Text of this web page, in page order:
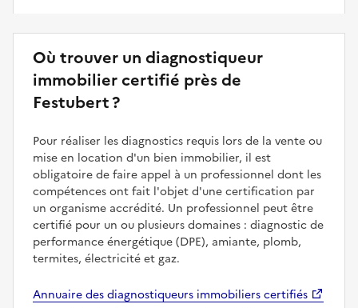
Où trouver un diagnostiqueur
immobilier certifié près de
Festubert ?
Pour réaliser les diagnostics requis lors de la vente ou
mise en location d'un bien immobilier, il est
obligatoire de faire appel à un professionnel dont les
compétences ont fait l'objet d'une certification par
un organisme accrédité. Un professionnel peut être
certifié pour un ou plusieurs domaines : diagnostic de
performance énergétique (DPE), amiante, plomb,
termites, électricité et gaz.
Annuaire des diagnostiqueurs immobiliers certifiés